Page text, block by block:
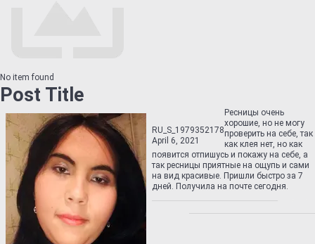
No item found
Post Title
RU_S_1979352178
April 6, 2021
Ресницы очень
хорошие, но не могу
проверить на себе, так
как клея нет, но как
появится отпишусь и покажу на себе, а
так ресницы приятные на ощупь и сами
на вид красивые. Пришли быстро за 7
дней. Получила на почте сегодня.